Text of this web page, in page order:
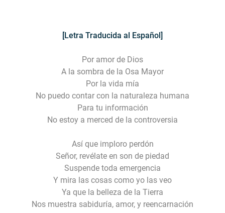
[Letra Traducida al Español]
Por amor de Dios
A la sombra de la Osa Mayor
Por la vida mía
No puedo contar con la naturaleza humana
Para tu información
No estoy a merced de la controversia
Así que imploro perdón
Señor, revélate en son de piedad
Suspende toda emergencia
Y mira las cosas como yo las veo
Ya que la belleza de la Tierra
Nos muestra sabiduría, amor, y reencarnación